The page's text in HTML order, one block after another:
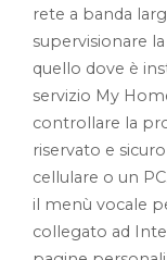
rete a banda
supervisionare
quello dove è
servizio My
controllare la
riservato e
cellulare o un
il menù vocale
collegato ad